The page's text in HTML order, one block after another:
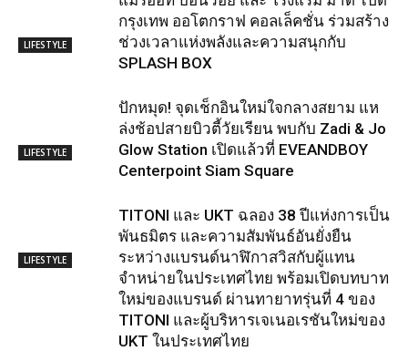
LIFESTYLE
กรุงเทพ ออโตกราฟ คอลเล็คชั่น ร่วมสร้าง
ช่วงเวลาแห่งพลังและความสนุกกับ
SPLASH BOX
LIFESTYLE
ปักหมุด! จุดเช็กอินใหม่ใจกลางสยาม แห
ล่งช้อปสายบิวตี้วัยเรียน พบกับ Zadi & Jo
Glow Station เปิดแล้วที่ EVEANDBOY
Centerpoint Siam Square
LIFESTYLE
TITONI และ UKT ฉลอง 38 ปีแห่งการเป็น
พันธมิตร และความสัมพันธ์อันยั่งยืน
ระหว่างแบรนด์นาฬิกาสวิสกับผู้แทน
จำหน่ายในประเทศไทย พร้อมเปิดบทบาท
ใหม่ของแบรนด์ ผ่านทายาทรุ่นที่ 4 ของ
TITONI และผู้บริหารเจเนอเรชันใหม่ของ
UKT ในประเทศไทย